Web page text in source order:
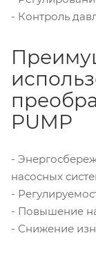
- Контроль
PUMP
-
насосных
-
- Повышение
- Снижение